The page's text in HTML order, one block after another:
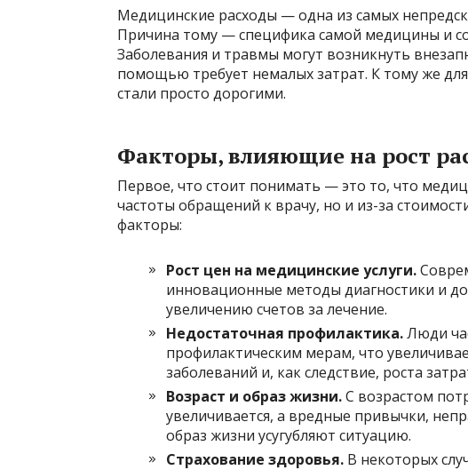
Медицинские расходы — одна из самых
Причина тому — специфика самой медицины и
Заболевания и травмы могут возникнуть
помощью требует немалых затрат. К тому же
стали просто дорогими.
Факторы, влияющие на рост
Первое, что стоит понимать — это то, что
частоты обращений к врачу, но и из-за
факторы:
Рост цен на медицинские услуги.
инновационные методы диагностики и
увеличению счетов за лечение.
Недостаточная профилактика.Люди
профилактическим мерам, что
заболеваний и, как следствие, роста
Возраст и образ жизни.С возрастом
увеличивается, а вредные привычки,
образ жизни усугубляют ситуацию.
Страхование здоровья. В некоторых